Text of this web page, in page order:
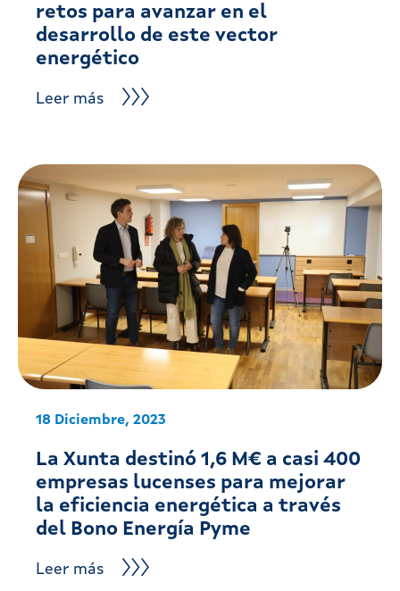
retos para avanzar en el
desarrollo de este vector
energético
Leer más
18 Diciembre, 2023
La Xunta destinó 1,6 M€ a casi 400
empresas lucenses para mejorar
la eficiencia energética a través
del Bono Energía Pyme
Leer más